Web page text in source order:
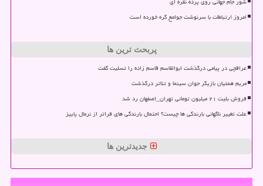
امروز ارتباطات با سرنوشت جوامع گره خورده است
پربحث ترین ها
عراقچی در پیامی درگذشت ابوالقاسم قاسم زاده را تسلیت گفت
مریم همتیان بازیگر جوان سینما و تئاتر درگذشت
فروش بلیت ۲۱ میلیون تومانی تهران_اصفهان رد شد
علت تغییر ناگهانی بارندگی ها چیست؟ احتمال بارندگی های فراتر از نرمال پاییز
جدیدترین ها